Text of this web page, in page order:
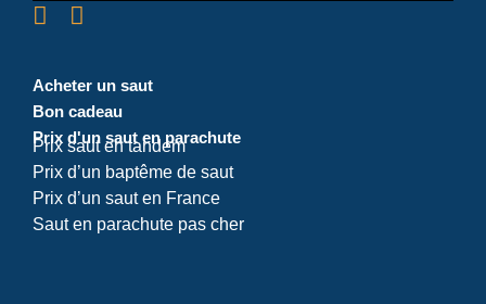
Acheter un saut
Bon cadeau
Prix d'un saut en parachute
Prix saut en tandem
Prix d’un baptême de saut
Prix d’un saut en France
Saut en parachute pas cher